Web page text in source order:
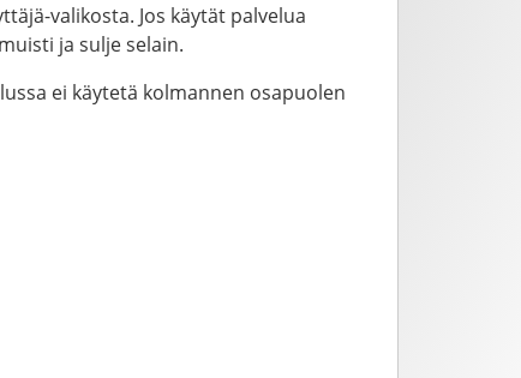
valikosta. Jos käytät palvelua
ja sulje selain.
ei käytetä kolmannen osapuolen